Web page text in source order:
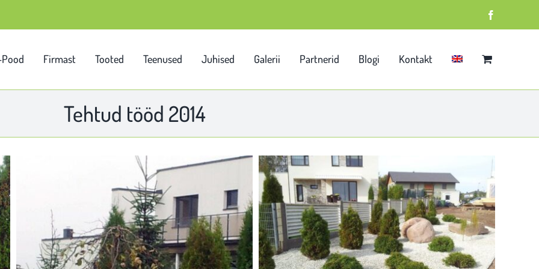
Pood Firmast Tooted Teenused Juhised Galerii Partnerid Blogi Kontakt
Tehtud tööd 2014